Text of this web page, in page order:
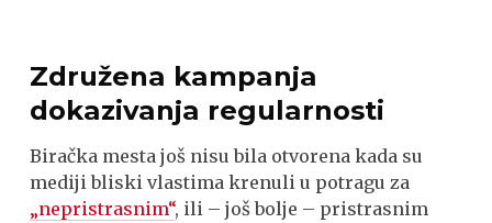
Združena kampanja
dokazivanja regularnosti
Biračka mesta još nisu bila otvorena kada su
mediji bliski vlastima krenuli u potragu za
„nepristrasnim“, ili – još bolje – pristrasnim